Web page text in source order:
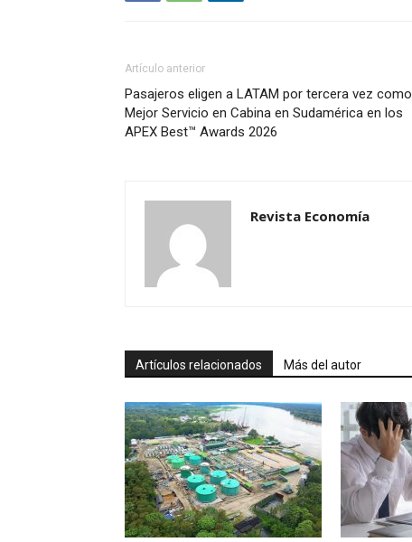
Artículo anterior
Pasajeros eligen a LATAM por tercera vez como
Mejor Servicio en Cabina en Sudamérica en los
APEX Best™ Awards 2026
Revista Economía
Artículos relacionados Más del autor